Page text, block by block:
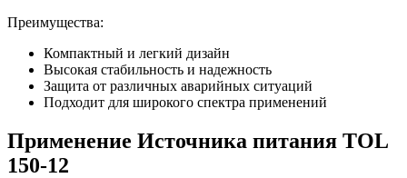
Преимущества:
Компактный и легкий дизайн
Высокая стабильность и надежность
Защита от различных аварийных ситуаций
Подходит для широкого спектра применений
Применение Источника питания TOL
150-12